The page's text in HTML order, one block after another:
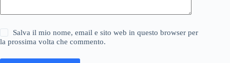
Salva il mio nome, email e sito web in questo browser per
la prossima volta che commento.